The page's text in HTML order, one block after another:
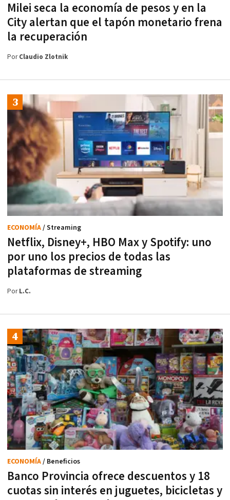
Milei seca la economía de pesos y en la
City alertan que el tapón monetario frena
la recuperación
PorClaudio Zlotnik
Netflix, Disney+, HBO Max y Spotify: uno
por uno los precios de todas las
plataformas de streaming
ECONOMÍA/ Streaming
PorL.C.
Banco Provincia ofrece descuentos y 18
cuotas sin interés en juguetes, bicicletas y
ECONOMÍA/ Beneficios